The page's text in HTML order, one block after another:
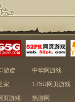
游蜜
中华网游戏
家
175U网页游戏
页游戏
热游网